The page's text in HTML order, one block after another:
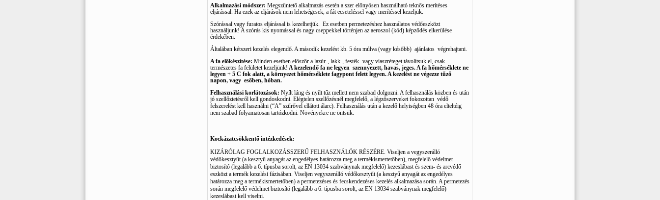
Alkalmazási módszer: Megszüntető alkalmazás esetén a szer előnyösen használható teknős merítéses
eljárással. Ha ezek az eljárások nem lehetségesek, a fát ecseteléssel vagy merítéssel kezeljük.
Szórással vagy furatos eljárással is kezelhetjük. Ez esetben permetezéshez használatos védőeszközt
használjunk! A szórás kis nyomással és nagy cseppekkel történjen az aeroszol (köd) képződés elkerülése
érdekében.
Általában kétszeri kezelés elegendő. A második kezelést kb. 5 óra múlva (vagy később) ajánlatos végrehajtani.
A fa előkészítése: Minden esetben először a lazúr-, lakk-, festék- vagy viaszréteget távolítsuk el, csak
természetes fa felületet kezeljünk! A kezelendő fa ne legyen szennyezett, havas, jeges. A fa hőmérséklete ne
legyen + 5 C fok alatt, a környezet hőmérséklete fagypont felett legyen. A kezelést ne végezze tűző
napon, vagy esőben, hóban.
Felhasználási korlátozások: Nyílt láng és nyílt tűz mellett nem szabad dolgozni. A felhasználás közben és után
jó szellőztetésről kell gondoskodni. Elégtelen szellőzésnél megfelelő, a légzőszerveket fokozottan védő
felszerelést kell használni (“A” szűrővel ellátott álarc). Felhasználás után a kezelő helyiségben 48 óra elteltéig
nem szabad folyamatosan tartózkodni. Növényekre ne öntsük.
Kockázatcsökkentő intézkedések:
KIZÁRÓLAG FOGLALKOZÁSSZERŰ FELHASZNÁLÓK RÉSZÉRE. Viseljen a vegyszerálló
védőkesztyűt (a kesztyű anyagát az engedélyes határozza meg a termékismertetőben), megfelelő védelmet
biztosító (legalább a 6. típusba sorolt, az EN 13034 szabványnak megfelelő) kezeslábast és szem- és arcvédő
eszközt a termék kezelési fázisában. Viseljen vegyszerálló védőkesztyűt (a kesztyű anyagát az engedélyes
határozza meg a termékismertetőben) a permetezéses és fecskendezéses kezelés alkalmazása során. A permetezés
során megfelelő védelmet biztosító (legalább a 6. típusba sorolt, az EN 13034 szabványnak megfelelő)
kezeslábast kell viselni.